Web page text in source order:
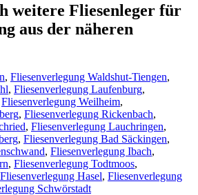
weitere Fliesenleger für
aus der näheren
, Fliesenverlegung Waldshut-Tiengen,
, Fliesenverlegung Laufenburg,
Fliesenverlegung Weilheim,
, Fliesenverlegung Rickenbach,
, Fliesenverlegung Lauchringen,
, Fliesenverlegung Bad Säckingen,
, Fliesenverlegung Ibach,
, Fliesenverlegung Todtmoos,
Fliesenverlegung Hasel, Fliesenverlegung
Schwörstadt